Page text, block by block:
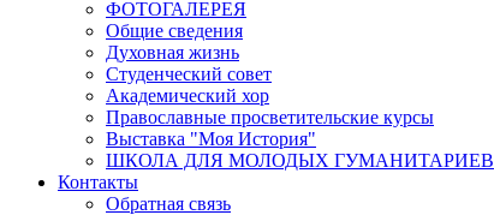
ФОТОГАЛЕРЕЯ
Общие сведения
Духовная жизнь
Студенческий совет
Академический хор
Православные просветительские курсы
Выставка "Моя История"
ШКОЛА ДЛЯ МОЛОДЫХ ГУМАНИТАРИЕВ
Контакты
Обратная связь